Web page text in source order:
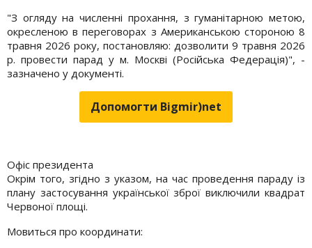
"З огляду на численні прохання, з гуманітарною метою,
окресленою в переговорах з Американською стороною 8
травня 2026 року, постановляю: дозволити 9 травня 2026
р. провести парад у м. Москві (Російська Федерація)", -
зазначено у документі.
Допомогти Bigmir)net
Офіс президента
Окрім того, згідно з указом, на час проведення параду із
плану застосування української зброї виключили квадрат
Червоної площі.
Мовиться про координати: